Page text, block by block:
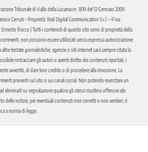
Tribunale di Vallo della Lucania nr. 1/09 del 12 Gennaio 2009.
Cerruti – Proprietà: Red Digital Communication S.r.l. – P.iva
Ernesto Rocco | Tutti i contenuti di questo sito sono di proprietà della
non possono essere utilizzati senza espressa autorizzazione.
testate giornalistiche, agenzie o siti internet sarà sempre citata la
rintracciare gli autori o aventi diritto dei contenuti riportati, i
avvertiti, di dare loro credito o di procedere alla rimozione. La
presenti sul sito o sui canali social. Non potendo esercitare un
eliminarli su segnalazione qualora gli stessi risultino offensivi e/o
delle notizie, per eventuali contenuti non corretti o non veritieri, è
a norma di legge.